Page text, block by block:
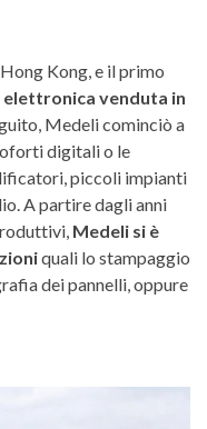
Kong, e il primo
venduta in
Medeli cominciò a
digitali o le
piccoli impianti
A partire dagli anni
Medeli si è
quali lo stampaggio
dei pannelli, oppure